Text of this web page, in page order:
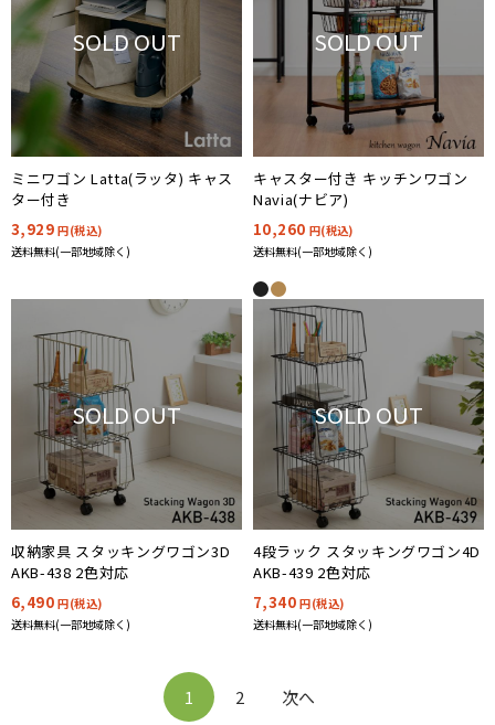
SOLD OUT
ミニワゴン Latta(ラッタ) キャス
ター付き
3,929円(税込)
送料無料(一部地域除く)
SOLD OUT
キャスター付き キッチンワゴン
Navia(ナビア)
10,260 円(税込)
送料無料(一部地域除く)
SOLD OUT
収納家具 スタッキングワゴン3D
AKB-438 2色対応
6,490円(税込)
送料無料(一部地域除く)
SOLD OUT
4段ラック スタッキングワゴン4D
AKB-439 2色対応
7,340円(税込)
送料無料(一部地域除く)
1 2 次へ